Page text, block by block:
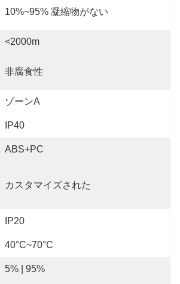
10%~95% 凝縮物がない
<2000m
非腐食性
ゾーンA
IP40
ABS+PC
カスタマイズされた
IP20
40°C~70°C
5% | 95%